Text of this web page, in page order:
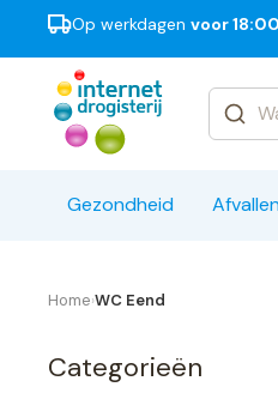
Op werkdagen voor
Gezondheid
Merken
Home›WC Eend
Categorieën